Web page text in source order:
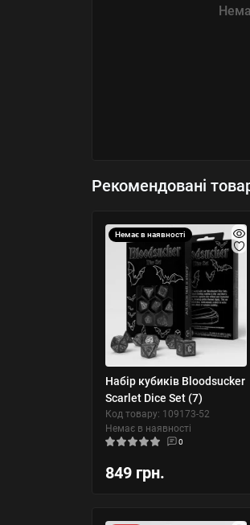
Рекомендовані
Немає в наявності
Набір кубиків Bloodsucker
Scarlet Dice Set (7)
Код товару: 109173-52
Немає в наявності
0
849 грн.